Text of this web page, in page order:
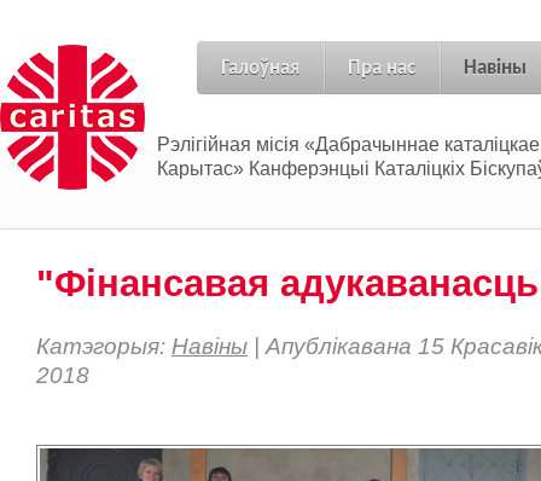
Галоўная Пра нас Навіны
Рэлігійная місія «Дабрачыннае
Карытас» Канферэнцыі Каталіцкіх
"Фінансавая
Катэгорыя: Навіны | Апублікавана 15
2018